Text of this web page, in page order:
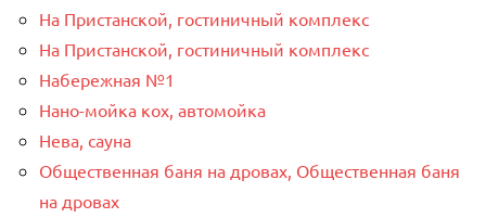
На Пристанской, гостиничный комплекс
На Пристанской, гостиничный комплекс
Набережная №1
Нано-мойка кох, автомойка
Нева, сауна
Общественная баня на дровах, Общественная баня
на дровах